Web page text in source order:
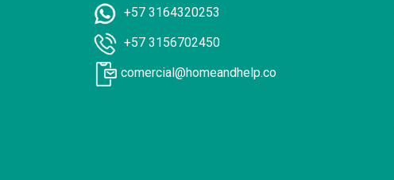
+57 3164320253
+57 3156702450
comercial@homeandhelp.co